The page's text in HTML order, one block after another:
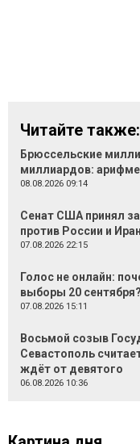
Читайте также:
Брюссельские
миллиардов:
08.08.2026 09:14
Сенат США принял
против России и
07.08.2026 22:15
Голос не онлайн:
выборы 20 сентября?
07.08.2026 15:11
Восьмой созыв
Севастополь
ждёт от девятого
06.08.2026 10:36